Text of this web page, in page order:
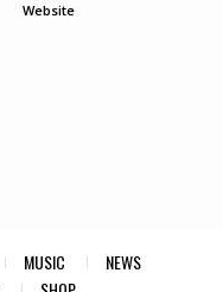
Website
MUSIC
NEWS